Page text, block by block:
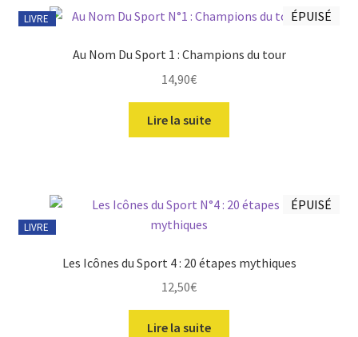
LIVRE ÉPUISÉ
Au Nom Du Sport 1 : Champions du tour
14,90€
Lire la suite
LIVRE
ÉPUISÉ
Les Icônes du Sport 4 : 20 étapes mythiques
12,50€
Lire la suite